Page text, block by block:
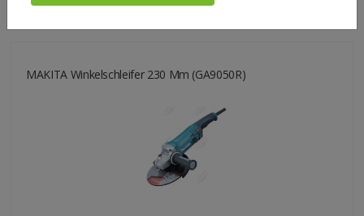
MAKITA Winkelschleifer 230 Mm (GA9050R)